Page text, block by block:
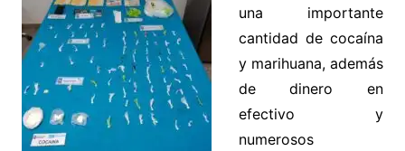
una importante
cantidad de cocaína
y marihuana, además
de dinero en
efectivo y
numerosos